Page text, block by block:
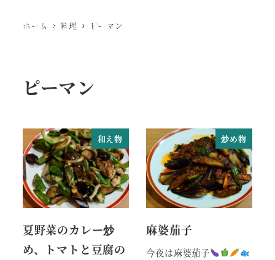
Ewig Leere
ホーム 料理 ピーマン
ピーマン
和え物
夏野菜のカレー炒
め、トマトと豆腐の
炒め物
麻婆茄子
今夜は麻婆茄子